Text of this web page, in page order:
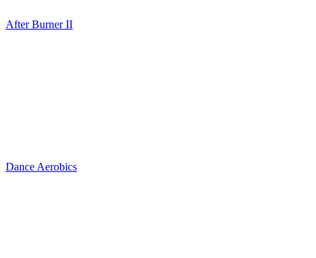
After Burner II
Dance Aerobics